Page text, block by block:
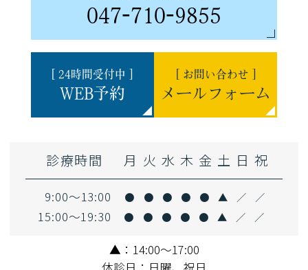
047-710-9855
[ 24時間受付中 ]
WEB予約
[ お問い合わせ ]
メールフォーム
診療時間 月 火 水 木 金 土 日 祝
9:00～13:00 ● ● ● ● ● ▲ ／ ／
15:00～19:30 ● ● ● ● ● ▲ ／ ／
▲：14:00～17:00